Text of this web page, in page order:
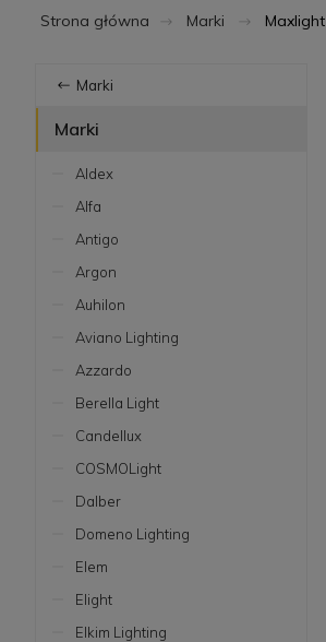
Strona główna Marki Maxlight
Marki
Marki
Aldex
Alfa
Antigo
Argon
Auhilon
Aviano Lighting
Azzardo
Berella Light
Candellux
COSMOLight
Dalber
Domeno Lighting
Elem
Elight
Elkim Lighting